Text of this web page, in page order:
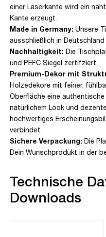
einer Laserkante wird ein
Kante erzeugt.
Made in Germany: Unsere
ausschließlich in
Nachhaltigkeit: Die
und PEFC Siegel zertifziert.
Premium-Dekor mit
Holzedekore mit feiner,
Oberfläche eine
natürlichem Look und
hochwertiges
verbindet.
Sichere Verpackung: Die
Dein Wunschprodukt in der
Technische
Downloads